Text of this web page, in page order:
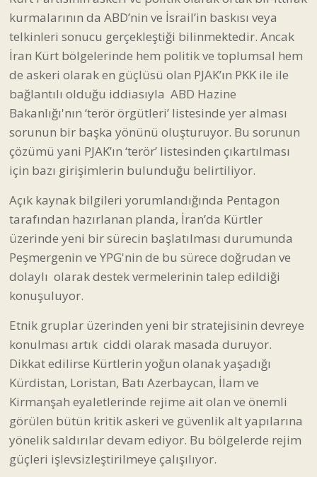
sorunun bir başka yönünü oluşturuyor. Bu sorunun
çözümü yani PJAK’ın ‘terör’ listesinden çıkartılması
için bazı girişimlerin bulunduğu belirtiliyor.
Açık kaynak bilgileri yorumlandığında Pentagon
tarafından hazırlanan planda, İran’da Kürtler
üzerinde yeni bir sürecin başlatılması durumunda
Peşmergenin ve YPG'nin de bu sürece doğrudan ve
dolaylı olarak destek vermelerinin talep edildiği
konuşuluyor.
Etnik gruplar üzerinden yeni bir stratejisinin devreye
konulması artık ciddi olarak masada duruyor.
Dikkat edilirse Kürtlerin yoğun olanak yaşadığı
Kürdistan, Loristan, Batı Azerbaycan, İlam ve
Kirmanşah eyaletlerinde rejime ait olan ve önemli
görülen bütün kritik askeri ve güvenlik alt yapılarına
yönelik saldırılar devam ediyor. Bu bölgelerde rejim
güçleri işlevsizleştirilmeye çalışılıyor.
Merivan, Senendec, Mahabad, Urmiye, Kirmanşah,
Sakkız, Cevanrud, Ravansar, Kamyaran, Çardavul ve
Sarpule Zeheb gibi şehirlerde Geleneksel Ordunun
ve Devrim Muhafızları Ordusunun, Besici ve Polis
birliklerinin yani İran yönetimine ait bütün silahlı
güçlerin merkezleri vuruluyor.